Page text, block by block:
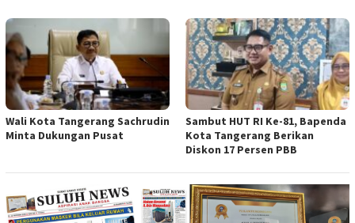
Wali Kota Tangerang Sachrudin
Minta Dukungan Pusat
Sambut HUT RI Ke-81, Bapenda
Kota Tangerang Berikan
Diskon 17 Persen PBB